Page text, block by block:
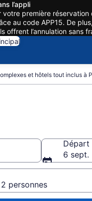
l’appli
votre première réservation
au code APP15. De
offrent l’annulation sans
et hôtels tout inclus à
Départ
6 sept.
personnes